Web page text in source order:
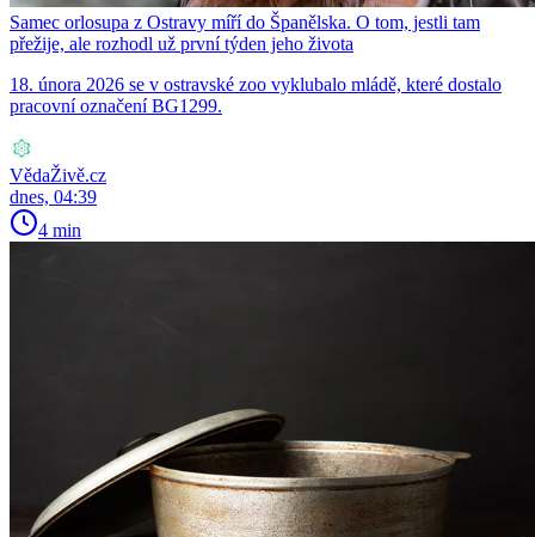
Samec orlosupa z Ostravy míří do Španělska. O tom, jestli tam
přežije, ale rozhodl už první týden jeho života
18. února 2026 se v ostravské zoo vyklubalo mládě, které dostalo
pracovní označení BG1299.
VědaŽivě.cz
dnes, 04:39
4 min